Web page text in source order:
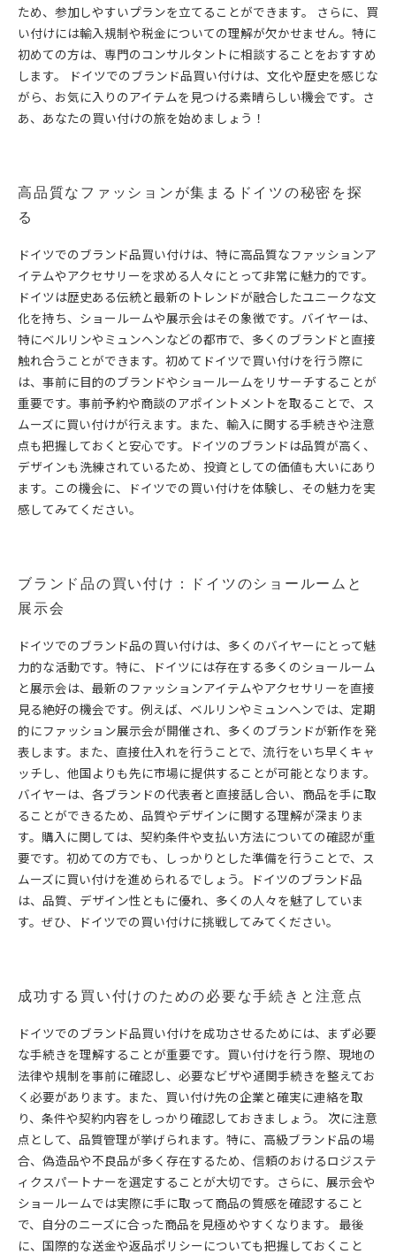
ため、参加しやすいプランを立てることができます。 さらに、買
い付けには輸入規制や税金についての理解が欠かせません。特に
初めての方は、専門のコンサルタントに相談することをおすすめ
します。 ドイツでのブランド品買い付けは、文化や歴史を感じな
がら、お気に入りのアイテムを見つける素晴らしい機会です。さ
あ、あなたの買い付けの旅を始めましょう！
高品質なファッションが集まるドイツの秘密を探
る
ドイツでのブランド品買い付けは、特に高品質なファッションア
イテムやアクセサリーを求める人々にとって非常に魅力的です。
ドイツは歴史ある伝統と最新のトレンドが融合したユニークな文
化を持ち、ショールームや展示会はその象徴です。バイヤーは、
特にベルリンやミュンヘンなどの都市で、多くのブランドと直接
触れ合うことができます。初めてドイツで買い付けを行う際に
は、事前に目的のブランドやショールームをリサーチすることが
重要です。事前予約や商談のアポイントメントを取ることで、ス
ムーズに買い付けが行えます。また、輸入に関する手続きや注意
点も把握しておくと安心です。ドイツのブランドは品質が高く、
デザインも洗練されているため、投資としての価値も大いにあり
ます。この機会に、ドイツでの買い付けを体験し、その魅力を実
感してみてください。
ブランド品の買い付け：ドイツのショールームと
展示会
ドイツでのブランド品の買い付けは、多くのバイヤーにとって魅
力的な活動です。特に、ドイツには存在する多くのショールーム
と展示会は、最新のファッションアイテムやアクセサリーを直接
見る絶好の機会です。例えば、ベルリンやミュンヘンでは、定期
的にファッション展示会が開催され、多くのブランドが新作を発
表します。また、直接仕入れを行うことで、流行をいち早くキャ
ッチし、他国よりも先に市場に提供することが可能となります。
バイヤーは、各ブランドの代表者と直接話し合い、商品を手に取
ることができるため、品質やデザインに関する理解が深まりま
す。購入に関しては、契約条件や支払い方法についての確認が重
要です。初めての方でも、しっかりとした準備を行うことで、ス
ムーズに買い付けを進められるでしょう。ドイツのブランド品
は、品質、デザイン性ともに優れ、多くの人々を魅了していま
す。ぜひ、ドイツでの買い付けに挑戦してみてください。
成功する買い付けのための必要な手続きと注意点
ドイツでのブランド品買い付けを成功させるためには、まず必要
な手続きを理解することが重要です。買い付けを行う際、現地の
法律や規制を事前に確認し、必要なビザや通関手続きを整えてお
く必要があります。また、買い付け先の企業と確実に連絡を取
り、条件や契約内容をしっかり確認しておきましょう。 次に注意
点として、品質管理が挙げられます。特に、高級ブランド品の場
合、偽造品や不良品が多く存在するため、信頼のおけるロジステ
ィクスパートナーを選定することが大切です。さらに、展示会や
ショールームでは実際に手に取って商品の質感を確認すること
で、自分のニーズに合った商品を見極めやすくなります。 最後
に、国際的な送金や返品ポリシーについても把握しておくこと